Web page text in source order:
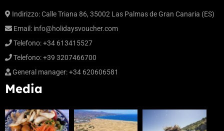
Indirizzo: Calle Triana 86, 35002 Las Palmas de Gran Canaria (ES)
Email: info@holidaysvoucher.com
Telefono: +34 613415527
Telefono: +39 3207466700
General manager: +34 620606581
Media